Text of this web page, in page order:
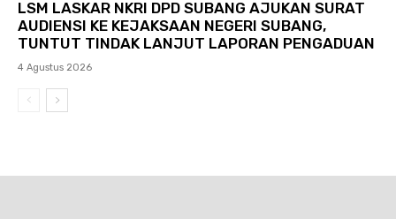
LSM LASKAR NKRI DPD SUBANG AJUKAN SURAT
AUDIENSI KE KEJAKSAAN NEGERI SUBANG,
TUNTUT TINDAK LANJUT LAPORAN PENGADUAN
4 Agustus 2026